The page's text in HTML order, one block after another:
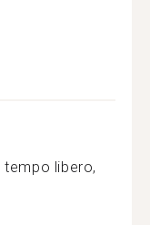
tempo libero,